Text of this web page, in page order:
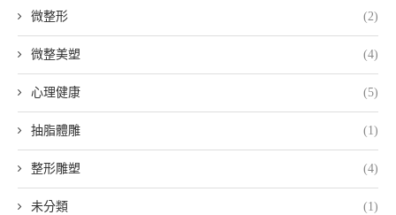
微整形 (2)
微整美塑 (4)
心理健康 (5)
抽脂體雕 (1)
整形雕塑 (4)
未分類 (1)